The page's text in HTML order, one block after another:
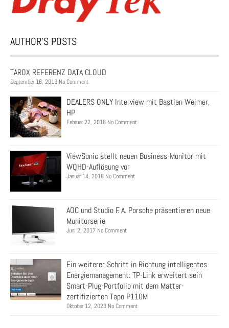
AUTHOR’S POSTS
TAROX REFERENZ DATA CLOUD
September 16, 2019 No Comment
DEALERS ONLY Interview mit Bastian Weimer,
HP
Februar 22, 2018 No Comment
ViewSonic stellt neuen Business-Monitor mit
WQHD-Auflösung vor
Januar 14, 2018 No Comment
AOC und Studio F. A. Porsche präsentieren neue
Monitorserie
Juni 2, 2017 No Comment
Ein weiterer Schritt in Richtung intelligentes
Energiemanagement: TP-Link erweitert sein
Smart-Plug-Portfolio mit dem Matter-
zertifizierten Tapo P110M
Oktober 12, 2023 No Comment